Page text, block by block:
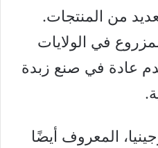
من المنتجات.
في الولايات
عادة في صنع زبدة
المعروف أيضًا